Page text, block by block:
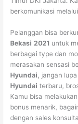
berkomunikasi
Pelanggan bisa
Bekasi 2021 untuk
berbagai type dan
merasakan sensasi
Hyundai, jangan
Hyundai terbaru,
Kamu bisa
bonus menarik,
dengan sales